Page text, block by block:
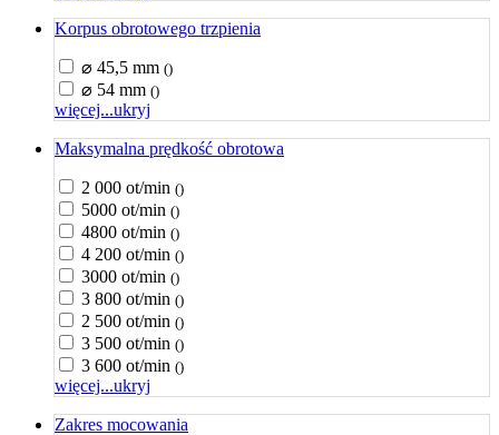
Korpus obrotowego trzpienia
⌀ 45,5 mm ()
⌀ 54 mm ()
więcej...ukryj
Maksymalna prędkość obrotowa
2 000 ot/min ()
5000 ot/min ()
4800 ot/min ()
4 200 ot/min ()
3000 ot/min ()
3 800 ot/min ()
2 500 ot/min ()
3 500 ot/min ()
3 600 ot/min ()
więcej...ukryj
Zakres mocowania